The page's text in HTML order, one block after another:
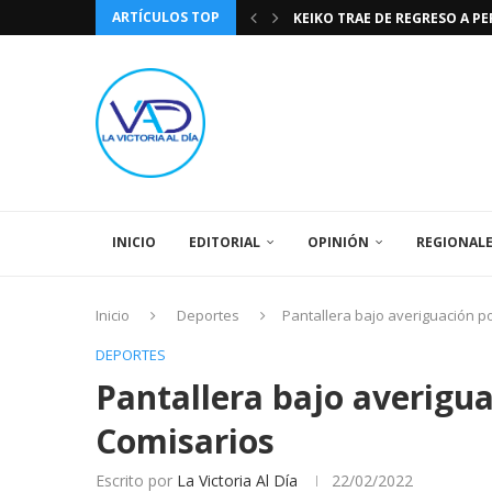
ARTÍCULOS TOP
KEIKO TRAE DE REGRESO A
INICIO EDITORIAL OPINIÓN
Inicio Deportes
Pantallera bajo averiguación
DEPORTES
Pantallera bajo
Comisarios
Escrito por La Victoria Al Día 22/02/2022